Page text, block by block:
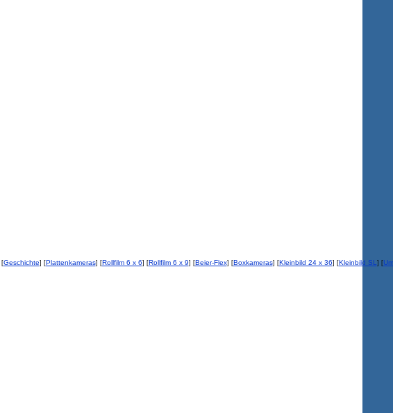
[Geschichte] [Plattenkameras] [Rollfilm 6 x 6] [Rollfilm 6 x 9] [Beier-Flex] [Boxkameras] [Kleinbild 24 x 36] [Kleinbild SL ] [